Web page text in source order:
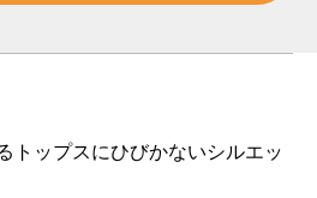
トップスにひびかないシルエッ